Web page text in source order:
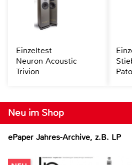
Neu im Shop
ePaper Jahres-Archive, z.B. LP
Einzeltest
Neuron Acoustic
Trivion